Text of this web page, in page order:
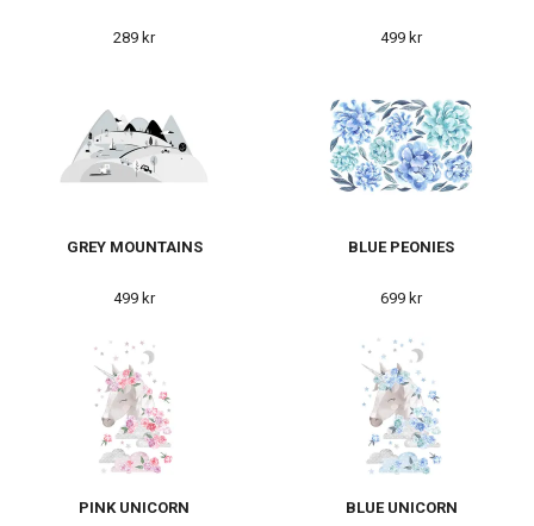
289 kr 499 kr
GREY MOUNTAINS
499 kr
BLUE PEONIES
699 kr
PINK UNICORN BLUE UNICORN